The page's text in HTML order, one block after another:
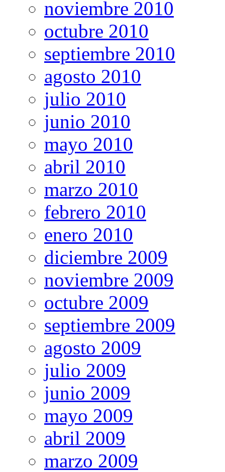
noviembre 2010
octubre 2010
septiembre 2010
agosto 2010
julio 2010
junio 2010
mayo 2010
abril 2010
marzo 2010
febrero 2010
enero 2010
diciembre 2009
noviembre 2009
octubre 2009
septiembre 2009
agosto 2009
julio 2009
junio 2009
mayo 2009
abril 2009
marzo 2009